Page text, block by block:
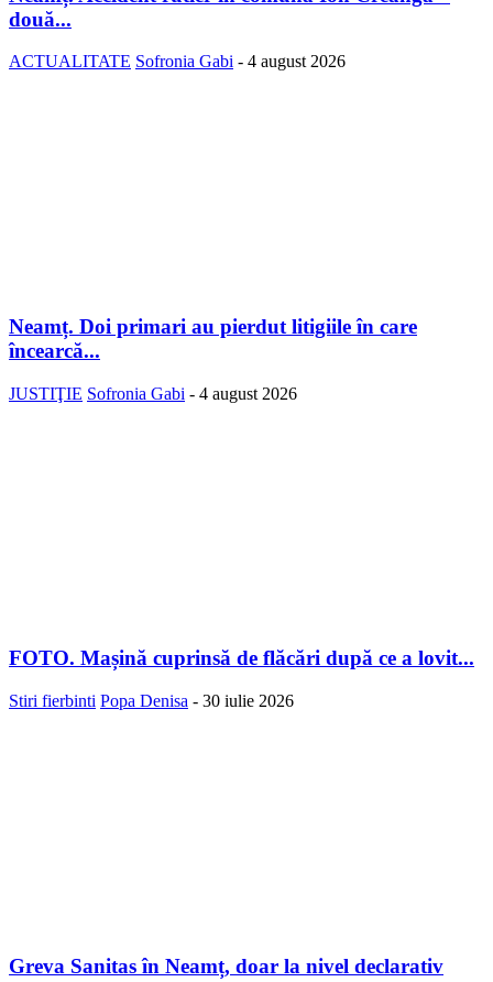
două...
ACTUALITATE Sofronia Gabi - 4 august 2026
Neamț. Doi primari au pierdut litigiile în care
încearcă...
JUSTIŢIE Sofronia Gabi - 4 august 2026
FOTO. Mașină cuprinsă de flăcări după ce a lovit...
Stiri fierbinti Popa Denisa - 30 iulie 2026
Greva Sanitas în Neamț, doar la nivel declarativ